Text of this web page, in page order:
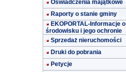
Oświadczenia majątkowe
Raporty o stanie gminy
EKOPORTAL-Informacje o
środowisku i jego ochronie
Sprzedaż nieruchomości
Druki do pobrania
Petycje